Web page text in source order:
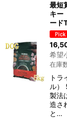
最短
キー
ード
希望
在庫
ト
ル）
製法
造さ
と…